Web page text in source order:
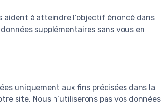
aident à atteindre l’objectif énoncé dans
supplémentaires sans vous en
uniquement aux fins précisées dans la
site. Nous n’utiliserons pas vos données